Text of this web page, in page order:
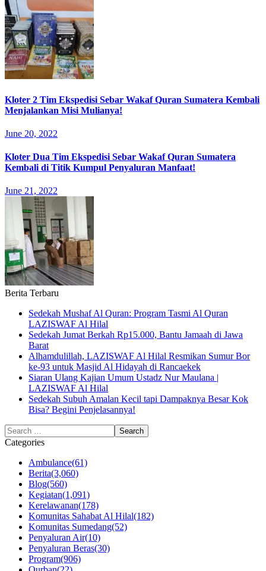
Kloter 2 Tim Ekspedisi Sebar Wakaf Quran Sumatera Kembali
Menjalankan Misi Mulianya!
June 20, 2022
Kloter Dua Tim Ekspedisi Sebar Wakaf Quran Sumatera
Kembali di Titik Kumpul Penyaluran Manfaat!
June 21, 2022
Berita Terbaru
Sedekah Mushaf Al Quran: Program Tasmi Al Quran
LAZISWAF Al Hilal
Sedekah Jumat Berkah Rp15.000, Bantu Jamaah di Jawa
Barat
Alhamdulillah, LAZISWAF Al Hilal Resmikan Sumur Bor
ke-93 untuk Masjid Al Hidayah di Rancaekek
Siaran Ulang Kajian Umum Ustadz Nur Maulana |
LAZISWAF Al Hilal
Sedekah Subuh Amalan Kecil tapi Dampaknya Besar Kok
Bisa? Begini Penjelasannya!
Categories
Ambulance(61)
Berita(3,060)
Blog(560)
Kegiatan(1,091)
Kerelawanan(178)
Komunitas Sahabat Al Hilal(182)
Komunitas Sumedang(52)
Penyaluran Air(10)
Penyaluran Beras(30)
Program(906)